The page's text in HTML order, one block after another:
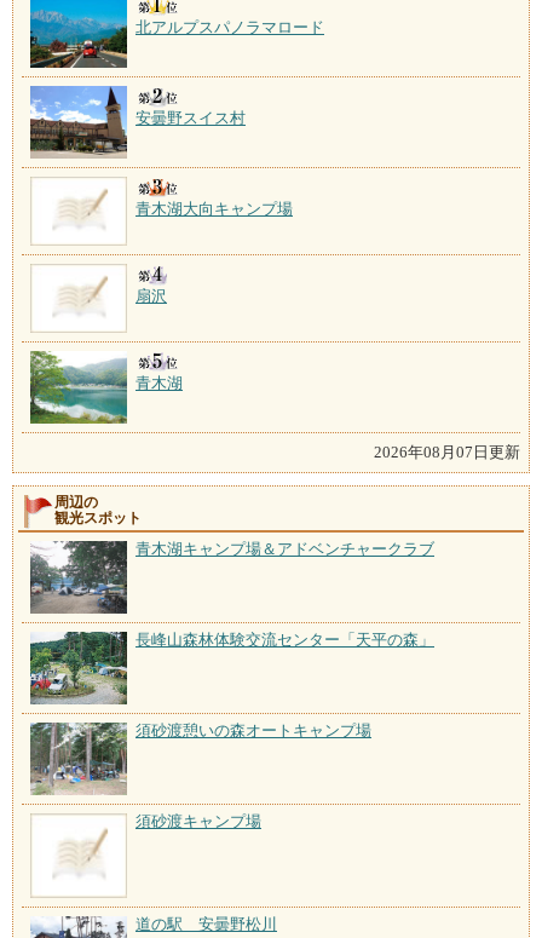
北アルプスパノラマロード
安曇野スイス村
青木湖大向キャンプ場
扇沢
青木湖
2026年08月07日更新
周辺の
観光スポット
青木湖キャンプ場＆アドベンチャークラブ
長峰山森林体験交流センター「天平の森」
須砂渡憩いの森オートキャンプ場
須砂渡キャンプ場
道の駅 安曇野松川